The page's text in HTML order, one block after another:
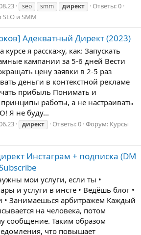
seo smm директ
Ответы: 0
и SMM
Адекватный Директ (2023)
я расскажу, как: Запускать
кампании за 5-6 дней Вести
цену заявки в 2-5 раз
деньги в контекстной рекламе
прибыль Понимать и
принципы работы, а не настраивать
Я не буду...
директ Ответы: 0 Форум: Курсы
Инстаграм + подписка (DM
мои услуги, если ты •
и услуги в инсте • Ведёшь блог •
• Занимаешься арбитражем Каждый
на человека, потом
сообщение. Таким образом
что повышает